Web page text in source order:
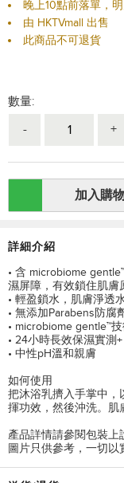
晚上10點前落單，
由 HKTVmall 出售
此商品不可退貨
數量:
- +
加入購
詳細介紹
• 含 microbiome
濕屏障，有效鎖住肌膚
• 輕盈鎖水，肌膚淨透
• 無添加Parabens防腐
• microbiome gentle™
• 24小時長效保濕實測+
• 中性pH溫和親膚
如何使用
把沐浴乳擠入手掌中，
揮功效，然後沖洗。肌
產品詳情請參閱包裝上
圖片只供參考，一切以